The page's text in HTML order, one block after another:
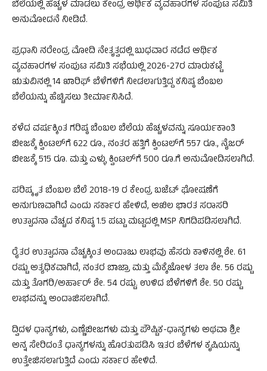
ಬೆಲೆಯಲ್ಲಿ ಹೆಚ್ಚಳ ಮಾಡಲು ಕೇಂದ್ರ ಆರ್ಥಿಕ ವ್ಯವಹಾರಗಳ ಸಂಪುಟ ಸಮಿತಿ
ಅನುಮೋದನೆ ನೀಡಿದೆ.
ಪ್ರಧಾನಿ ನರೇಂದ್ರ ಮೋದಿ ನೇತೃತ್ವದಲ್ಲಿ ಬುಧವಾರ ನಡೆದ ಆರ್ಥಿಕ
ವ್ಯವಹಾರಗಳ ಸಂಪುಟ ಸಮಿತಿ ಸಭೆಯಲ್ಲಿ 2026-27ರ ಮಾರುಕಟ್ಟೆ
ಋತುವಿನಲ್ಲಿ 14 ಖಾರಿಫ್ ಬೆಳೆಗಳಿಗೆ ನೀಡಲಾಗುತ್ತಿದ್ದ ಕನಿಷ್ಠ ಬೆಂಬಲ
ಬೆಲೆಯನ್ನು ಹೆಚ್ಚಿಸಲು ತೀರ್ಮಾನಿಸಿದೆ.
ಕಳೆದ ವರ್ಷಕ್ಕಿಂತ ಗರಿಷ್ಠ ಬೆಂಬಲ ಬೆಲೆಯ ಹೆಚ್ಚಳವನ್ನು ಸೂರ್ಯಕಾಂತಿ
ಬೀಜಕ್ಕೆ ಕ್ವಿಂಟಲ್‌ಗೆ 622 ರೂ., ನಂತರ ಹತ್ತಿಗೆ ಕ್ವಿಂಟಲ್‌ಗೆ 557 ರೂ., ನೈಜರ್
ಬೀಜಕ್ಕೆ 515 ರೂ. ಮತ್ತು ಎಳ್ಳು ಕ್ವಿಂಟಲ್‌ಗೆ 500 ರೂ.ಗೆ ಅನುಮೋದಿಸಲಾಗಿದೆ.
ಪರಿಷ್ಕೃತ ಬೆಂಬಲ ಬೆಲೆ 2018-19 ರ ಕೇಂದ್ರ ಬಜೆಟ್ ಘೋಷಣೆಗೆ
ಅನುಗುಣವಾಗಿದೆ ಎಂದು ಸರ್ಕಾರ ಹೇಳಿದೆ, ಅಖಿಲ ಭಾರತ ಸರಾಸರಿ
ಉತ್ಪಾದನಾ ವೆಚ್ಚದ ಕನಿಷ್ಠ 1.5 ಪಟ್ಟು ಮಟ್ಟದಲ್ಲಿ MSP ನಿಗದಿಪಡಿಸಲಾಗಿದೆ.
ರೈತರ ಉತ್ಪಾದನಾ ವೆಚ್ಚಕ್ಕಿಂತ ಅಂದಾಜು ಲಾಭವು ಹೆಸರು ಕಾಳಿನಲ್ಲಿ ಶೇ. 61
ರಷ್ಟು ಅತ್ಯಧಿಕವಾಗಿದೆ, ನಂತರ ಬಾಜ್ರಾ ಮತ್ತು ಮೆಕ್ಕೆಜೋಳ ತಲಾ ಶೇ. 56 ರಷ್ಟು
ಮತ್ತು ತೊಗರಿ/ಅರ್ಹಾರ್ ಶೇ. 54 ರಷ್ಟು. ಉಳಿದ ಬೆಳೆಗಳಿಗೆ ಶೇ. 50 ರಷ್ಟು
ಲಾಭವನ್ನು ಅಂದಾಜಿಸಲಾಗಿದೆ.
ದ್ವಿದಳ ಧಾನ್ಯಗಳು, ಎಣ್ಣೆಬೀಜಗಳು ಮತ್ತು ಪೌಷ್ಟಿಕ-ಧಾನ್ಯಗಳು ಅಥವಾ ಶ್ರೀ
ಅನ್ನ ಸೇರಿದಂತೆ ಧಾನ್ಯಗಳನ್ನು ಹೊರತುಪಡಿಸಿ ಇತರ ಬೆಳೆಗಳ ಕೃಷಿಯನ್ನು
ಉತ್ತೇಜಿಸಲಾಗುತ್ತಿದೆ ಎಂದು ಸರ್ಕಾರ ಹೇಳಿದೆ.